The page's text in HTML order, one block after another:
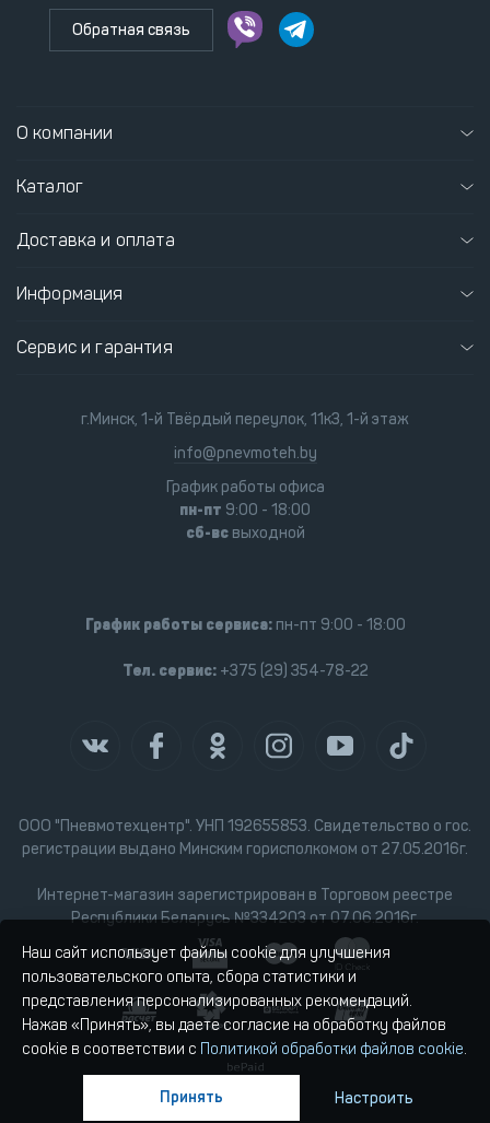
Обратная связь
О компании
Каталог
Доставка и оплата
Информация
Сервис и гарантия
ООО "Пневмотехцентр". УНП 192655853. Свидетельство о гос.
регистрации выдано Минским горисполкомом от 27.05.2016г.
Интернет-магазин зарегистрирован в Торговом реестре
Республики Беларусь №334203 от 07.06.2016г.
г.Минск, 1-й Твёрдый переулок, 11к3, 1-й этаж
info@pnevmoteh.by
График работы офиса
пн-пт 9:00 - 18:00
сб-всвыходной
График работы сервиса:пн-пт 9:00 - 18:00
Тел. сервис:+375 (29) 354-78-22
Наш сайт использует файлы cookie для улучшения
пользовательского опыта, сбора статистики и
представления персонализированных рекомендаций.
Нажав «Принять», вы даете согласие на обработку файлов
cookie в соответствии с Политикой обработки файлов cookie.
Настроить
Принять